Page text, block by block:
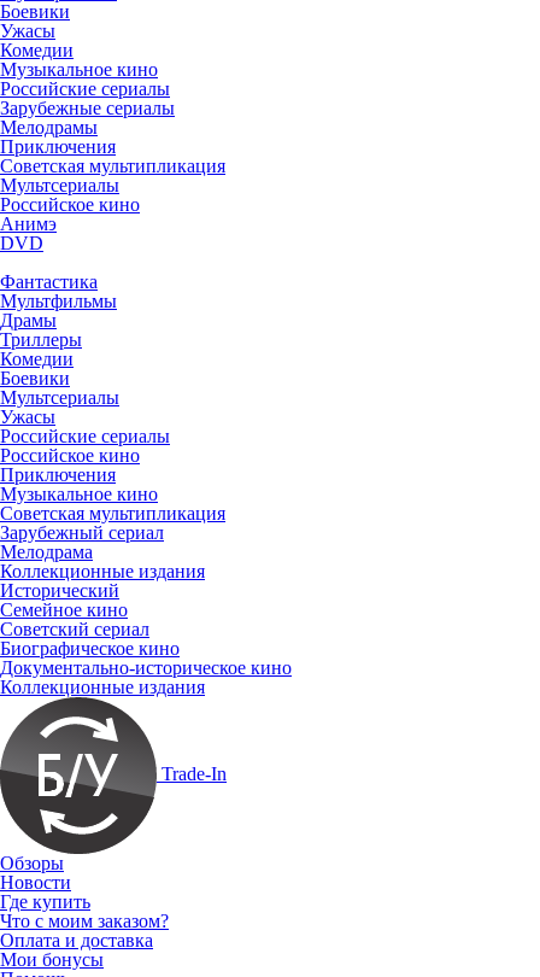
Боевики
Ужасы
Комедии
Музыкальное кино
Российские сериалы
Зарубежные сериалы
Мелодрамы
Приключения
Советская мультипликация
Мультсериалы
Российское кино
Анимэ
DVD
Фантастика
Мультфильмы
Драмы
Триллеры
Комедии
Боевики
Мультсериалы
Ужасы
Российские сериалы
Российское кино
Приключения
Музыкальное кино
Советская мультипликация
Зарубежный сериал
Мелодрама
Коллекционные издания
Исторический
Семейное кино
Советский сериал
Биографическое кино
Документально-историческое кино
Коллекционные издания
Trade-In
Обзоры
Новости
Где купить
Что с моим заказом?
Оплата и доставка
Мои бонусы